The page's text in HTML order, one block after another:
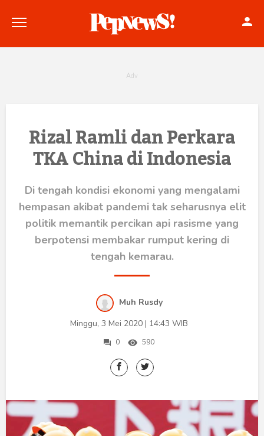
Politik
Konstitusi
Hankam
Internasional
Bisnis
Wanita
Rizal Ramli dan Perkara
TKA China di Indonesia
Di tengah kondisi ekonomi yang mengalami
hempasan akibat pandemi tak seharusnya elit
politik memantik percikan api rasisme yang
berpotensi membakar rumput kering di
tengah kemarau.
Muh Rusdy
Minggu, 3 Mei 2020 | 14:43 WIB
0 590